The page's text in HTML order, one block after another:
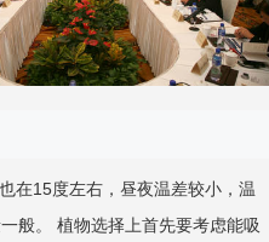
在15度左右，昼夜温差较小，温
般。 植物选择上首先要考虑能吸